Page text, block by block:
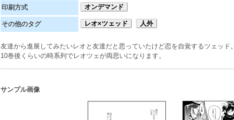
印刷方式 オンデマンド
その他のタグ レオ×ツェッド 人外
友達から進展してみたいレオと友達だと思っていたけど恋を自覚するツェッド。
10巻後くらいの時系列でレオツェが両思いになります。
サンプル画像